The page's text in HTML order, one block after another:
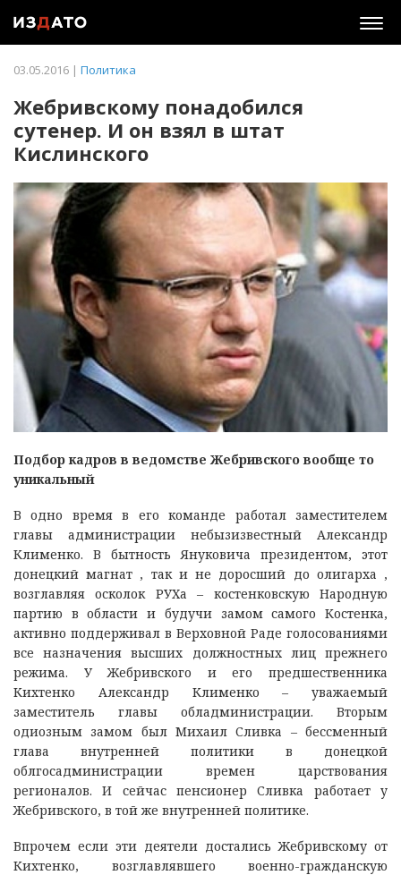
03.05.2016 | Политика
Жебривскому понадобился
сутенер. И он взял в штат
Кислинского
Подбор кадров в ведомстве Жебривского вообще то
уникальный
В одно время в его команде работал заместителем
главы администрации небызизвестный Александр
Клименко. В бытность Януковича президентом, этот
донецкий магнат , так и не доросший до олигарха ,
возглавляя осколок РУХа – костенковскую Народную
партию в области и будучи замом самого Костенка,
активно поддерживал в Верховной Раде голосованиями
все назначения высших должностных лиц прежнего
режима. У Жебривского и его предшественника
Кихтенко Александр Клименко – уважаемый
заместитель главы обладминистрации. Вторым
одиозным замом был Михаил Сливка – бессменный
глава внутренней политики в донецкой
облгосадминистрации времен царствования
регионалов. И сейчас пенсионер Сливка работает у
Жебривского, в той же внутренней политике.
Впрочем если эти деятели достались Жебривскому от
Кихтенко, возглавлявшего военно-гражданскую